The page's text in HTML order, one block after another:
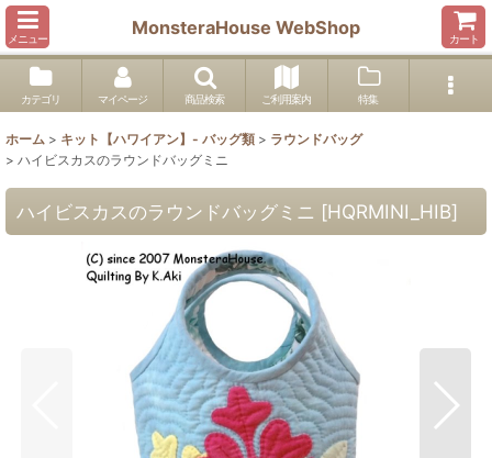
メニュー
MonsteraHouse WebShop
カート
カテゴリ マイページ 商品検索 ご利用案内 特集
ホーム > キット【ハワイアン】- バッグ類 > ラウンドバッグ
> ハイビスカスのラウンドバッグミニ
ハイビスカスのラウンドバッグミニ [HQRMINI_HIB]